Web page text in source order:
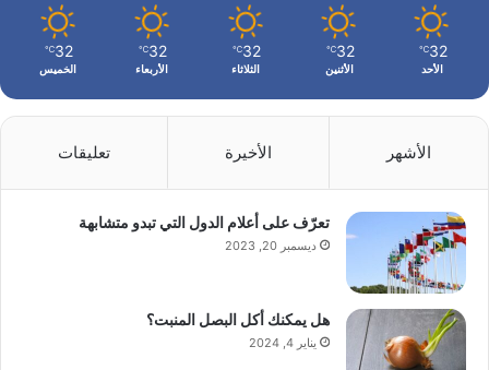
32
℃
الأحد
32
℃
الأثنين
32
℃
الثلاثاء
32
℃
الأربعاء
32
℃
الخميس
الأشهر الأخيرة تعليقات
تعرّف على أعلام الدول التي تبدو متشابهة
ديسمبر 20, 2023
هل يمكنك أكل البصل المنبت؟
يناير 4, 2024